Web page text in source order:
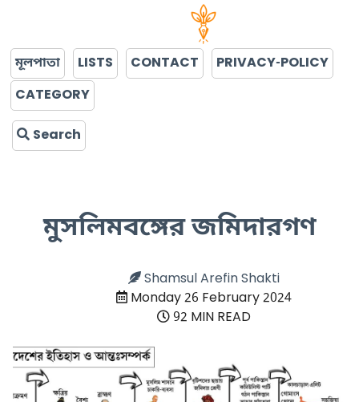
মূলপাতা LISTS CONTACT
PRIVACY-POLICY
CATEGORY
Search
মুসলিমবঙ্গের জমিদারগণ
Shamsul Arefin Shakti
Monday 26 February 2024
92 MIN READ